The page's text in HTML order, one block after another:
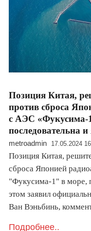
Позиция Китая,
против сброса
с АЭС «Фукусима-
последовательна и
metroadmin 17.05.2024
Позиция Китая,
сброса Японией
"Фукусима-1" в море,
этом заявил
Ван Вэньбинь,
Подробнее..